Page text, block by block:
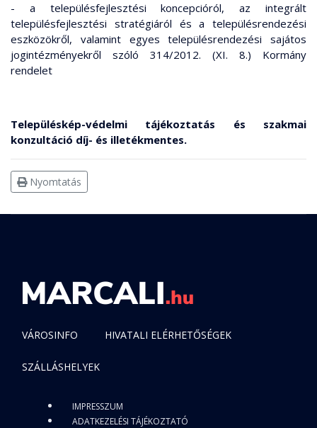
- a településfejlesztési koncepcióról, az integrált
településfejlesztési stratégiáról és a településrendezési
eszközökről, valamint egyes településrendezési sajátos
jogintézményekről szóló 314/2012. (XI. 8.) Kormány
rendelet
Településkép-védelmi tájékoztatás és szakmai
konzultáció díj- és illetékmentes.
Nyomtatás
VÁROSINFO HIVATALI ELÉRHETŐSÉGEK
SZÁLLÁSHELYEK
IMPRESSZUM
ADATKEZELÉSI TÁJÉKOZTATÓ